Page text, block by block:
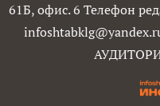
61Б, офис. 6 Телефон